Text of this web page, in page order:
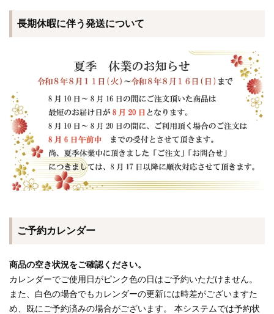
長期休暇に伴う発送について
ご予約カレンダー
商品の空き状況をご確認ください。
カレンダーでご使用日がピンク色の日はご予約いただけません。
また、白色の場合でもカレンダーの更新には時差がございますた
め、既にご予約済みの場合がございます。 本システムでは予約状